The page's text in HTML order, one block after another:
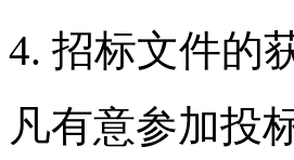
4. 招标文件的
凡有意参加投